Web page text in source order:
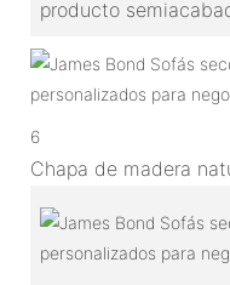
producto
6
Chapa de madera